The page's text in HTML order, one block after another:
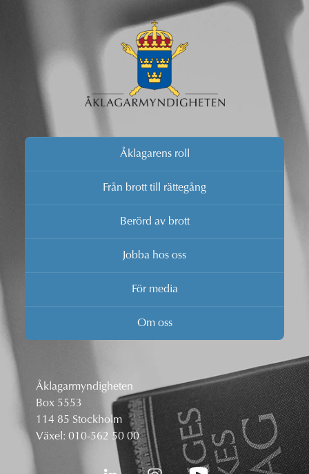
Åklagarens roll
Från brott till rättegång
Berörd av brott
Jobba hos oss
För media
Om oss
Åklagarmyndigheten
Box 5553
114 85 Stockholm
Växel: 010-562 50 00